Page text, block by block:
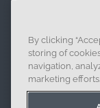
121 Seaport
By clicking
storing of
navigation,
marketing efforts.